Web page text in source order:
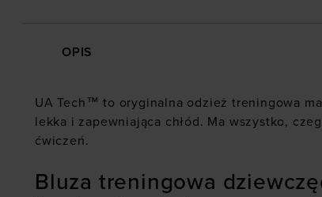
OPIS
UA Tech™ to oryginalna odzież treningowa
lekka i zapewniająca chłód. Ma wszystko,
ćwiczeń.
Bluza treningowa